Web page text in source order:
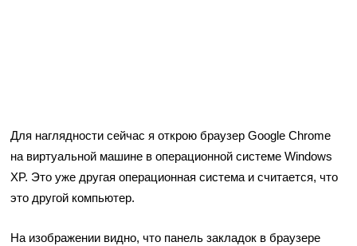
Для наглядности сейчас я открою браузер Google Chrome
на виртуальной машине в операционной системе Windows
XP. Это уже другая операционная система и считается, что
это другой компьютер.
На изображении видно, что панель закладок в браузере